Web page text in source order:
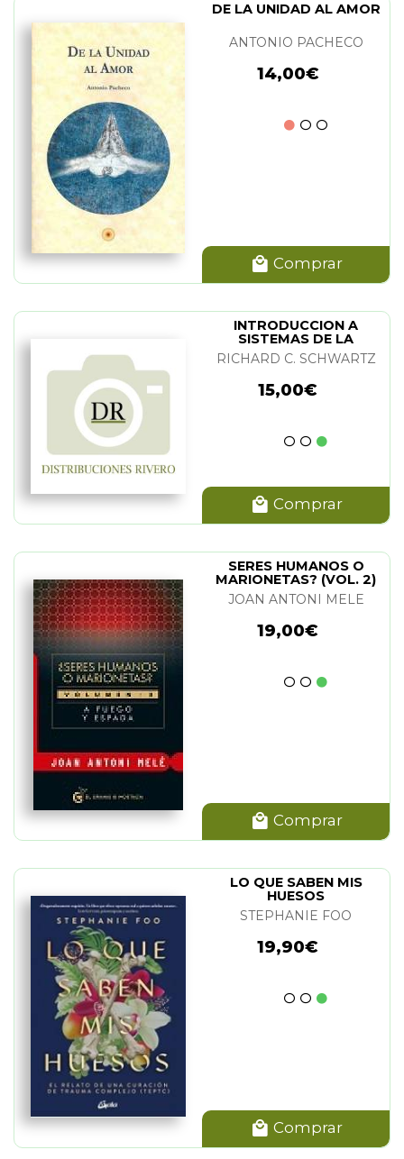
DE LA UNIDAD AL AMOR
ANTONIO PACHECO
14,00€
Comprar
INTRODUCCION A
SISTEMAS DE LA
FAMILIA INTERNA (IFS)
RICHARD C. SCHWARTZ
15,00€
Comprar
SERES HUMANOS O
MARIONETAS? (VOL. 2)
JOAN ANTONI MELE
19,00€
Comprar
LO QUE SABEN MIS
HUESOS
STEPHANIE FOO
19,90€
Comprar